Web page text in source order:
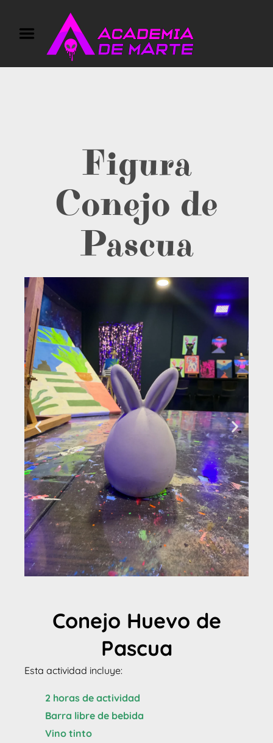
Figura
Conejo de
Pascua
Conejo Huevo de
Pascua
Esta actividad incluye:
2 horas de actividad
Barra libre de bebida
Vino tinto
Actividades
Calendario y Galerias